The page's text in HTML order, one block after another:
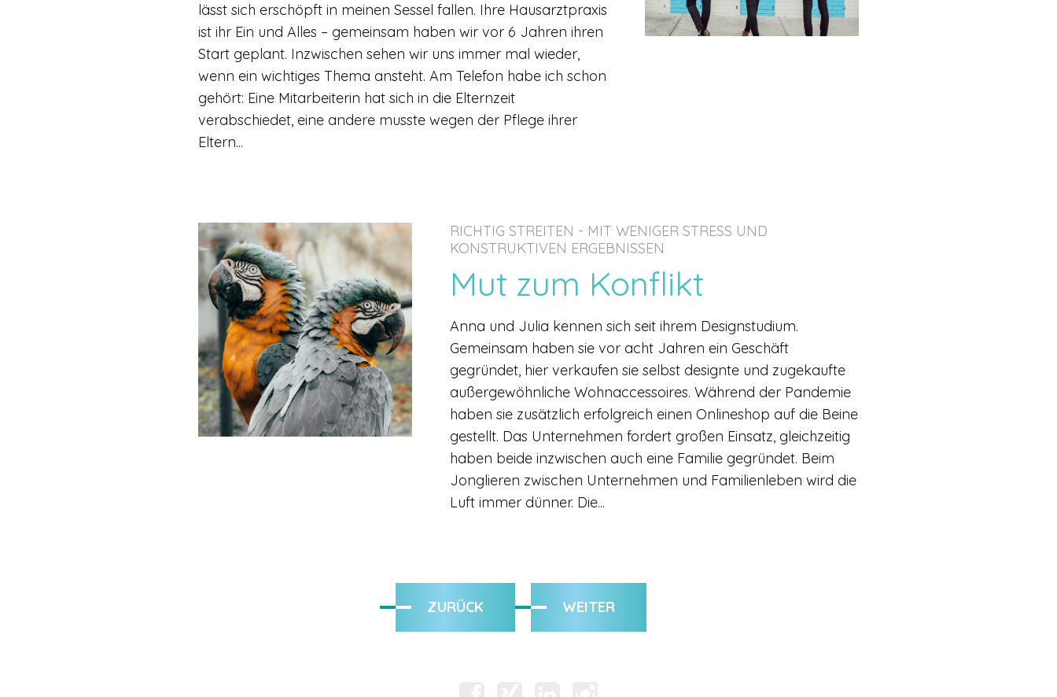
lässt sich erschöpft in meinen Sessel fallen. Ihre Hausarztpraxis
ist ihr Ein und Alles – gemeinsam haben wir vor 6 Jahren ihren
Start geplant. Inzwischen sehen wir uns immer mal wieder,
wenn ein wichtiges Thema ansteht. Am Telefon habe ich schon
gehört: Eine Mitarbeiterin hat sich in die Elternzeit
verabschiedet, eine andere musste wegen der Pflege ihrer
Eltern...
RICHTIG STREITEN - MIT WENIGER STRESS UND
KONSTRUKTIVEN ERGEBNISSEN
Mut zum Konflikt
Anna und Julia kennen sich seit ihrem Designstudium.
Gemeinsam haben sie vor acht Jahren ein Geschäft
gegründet, hier verkaufen sie selbst designte und zugekaufte
außergewöhnliche Wohnaccessoires. Während der Pandemie
haben sie zusätzlich erfolgreich einen Onlineshop auf die Beine
gestellt. Das Unternehmen fordert großen Einsatz, gleichzeitig
haben beide inzwischen auch eine Familie gegründet. Beim
Jonglieren zwischen Unternehmen und Familienleben wird die
Luft immer dünner. Die...
ZURÜCK WEITER